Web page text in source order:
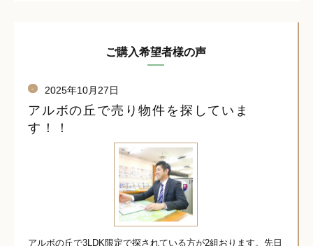
ご購入希望者様の声
- 2025年10月27日
アルボの丘で売り物件を探していま
す！！
アルボの丘で3LDK限定で探されている方が2組おります。先日